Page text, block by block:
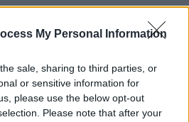
My Personal Information
sale, sharing to third parties, or
or sensitive information for
please use the below opt-out
Please note that after your
hogy a természetes
kontrasztok nélkül,